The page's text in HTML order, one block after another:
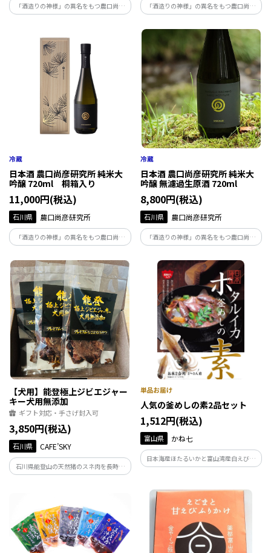
「酒造りの神様」の異名をもつ農口尚彦
によって醸された酒は、人生を捧げ、磨き
山の雪解け水で仕込む無濾過生原酒は絶
妙な吾味のバランスが整った味わいです。
「酒造りの神様」の異名をもつ農口尚彦
によって醸された酒は、人生を捧げ、磨き
上げた味。地下93ｍから湧き出る霊峰白
山の雪解け水で仕込む無濾過生原酒は絶
妙な吾味のバランスが整った味わいです。
日本酒 農口尚彦研究所 純米大
吟醸 720ml 桐箱入り
11,000円(税込)
石川県 農口尚彦研究所
「酒造りの神様」の異名をもつ農口尚彦
によって醸された酒は、人生を捧げ、磨き
上げた味。地下93ｍから湧き出る霊峰白
山の雪解け水で仕込む無濾過生原酒は絶
妙な吾味のバランスが整った味わいです。
日本酒 農口尚彦研究所 純米大
吟醸 無濾過生原酒 720ml
8,800円(税込)
石川県 農口尚彦研究所
「酒造りの神様」の異名をもつ農口尚彦
によって醸された酒は、人生を捧げ、磨き
上げた味。地下93ｍから湧き出る霊峰白
山の雪解け水で仕込む無濾過生原酒は絶
妙な吾味のバランスが整った味わいです。
【犬用】能登極上ジビエジャー
キー犬用無添加
ギフト対応・手さげ封入可
3,850円(税込)
石川県 CAFE’SKY
石川県能登山の天然猪のスネ肉を長時間
かけて熟成乾燥させて無添加ジャーキ
人気の釜めしの素2品セット
1,512円(税込)
富山県 かね七
日本海産ほたるいかと富山湾産白えびで
作った人気の釜めしの素セットです。 釜
ぞ。